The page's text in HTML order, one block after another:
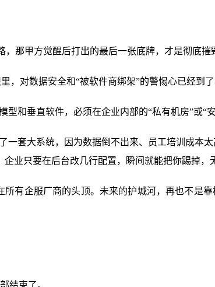
，那甲方觉醒后打出的最后一张底牌，才是彻底摧
，对数据安全和“被软件商绑架”的警惕心已经到
型和垂直软件，必须在企业内部的“私有机房”或“
一套大系统，因为数据倒不出来、员工培训成本
业只要在后台改几行配置，瞬间就能把你踢掉，
所有企服厂商的头顶。未来的护城河，再也不是
结束了。